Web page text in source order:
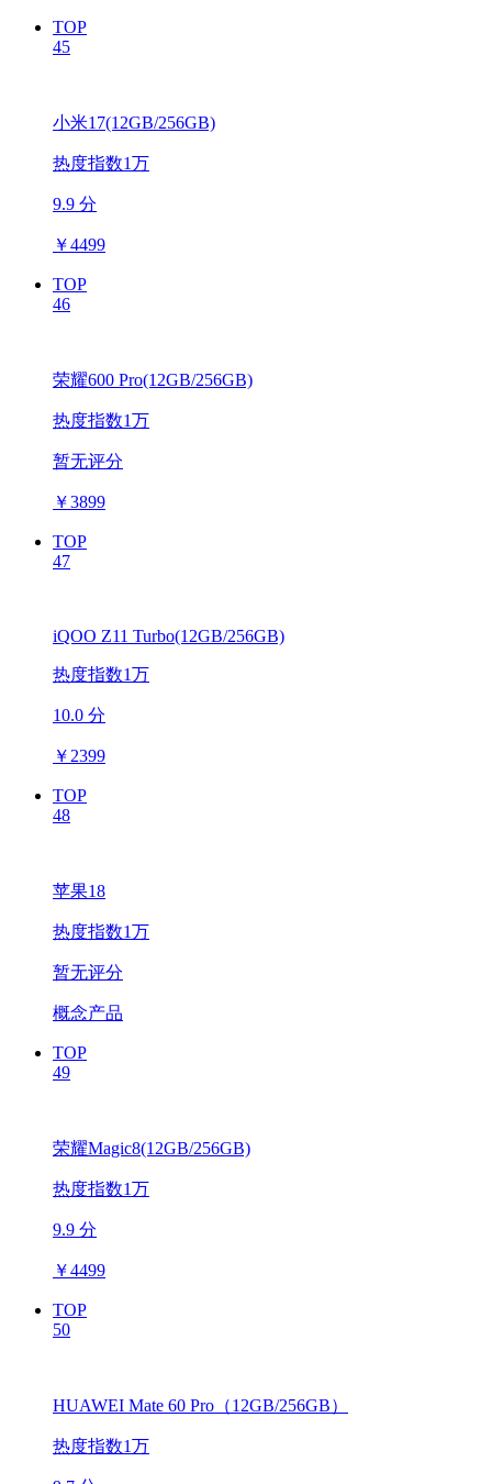
TOP
45
小米17(12GB/256GB)
热度指数1万
9.9 分
￥4499
TOP
46
荣耀600 Pro(12GB/256GB)
热度指数1万
暂无评分
￥3899
TOP
47
iQOO Z11 Turbo(12GB/256GB)
热度指数1万
10.0 分
￥ 2399
TOP
48
苹果18
热度指数1万
暂无评分
概念产品
TOP
49
荣耀Magic8(12GB/256GB)
热度指数1万
9.9 分
￥4499
TOP
50
HUAWEI Mate 60 Pro（12GB/256GB）
热度指数1万